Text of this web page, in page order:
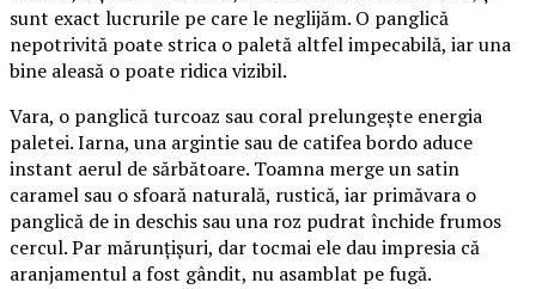
sunt exact lucrurile pe care le neglijăm. O panglică
nepotrivită poate strica o paletă altfel impecabilă, iar una
bine aleasă o poate ridica vizibil.
Vara, o panglică turcoaz sau coral prelungește energia
paletei. Iarna, una argintie sau de catifea bordo aduce
instant aerul de sărbătoare. Toamna merge un satin
caramel sau o sfoară naturală, rustică, iar primăvara o
panglică de in deschis sau una roz pudrat închide frumos
cercul. Par mărunțișuri, dar tocmai ele dau impresia că
aranjamentul a fost gândit, nu asamblat pe fugă.